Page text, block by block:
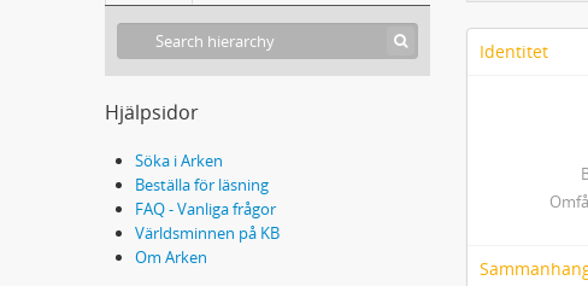
Hjälpsidor
Söka i Arken
Beställa för läsning
FAQ - Vanliga frågor
Världsminnen på KB
Om Arken
Identitet